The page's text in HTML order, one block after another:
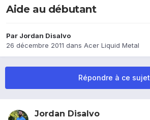
Aide au débutant
Par Jordan Disalvo
26 décembre 2011 dans Acer Liquid Metal
Répondre à ce sujet
Jordan Disalvo